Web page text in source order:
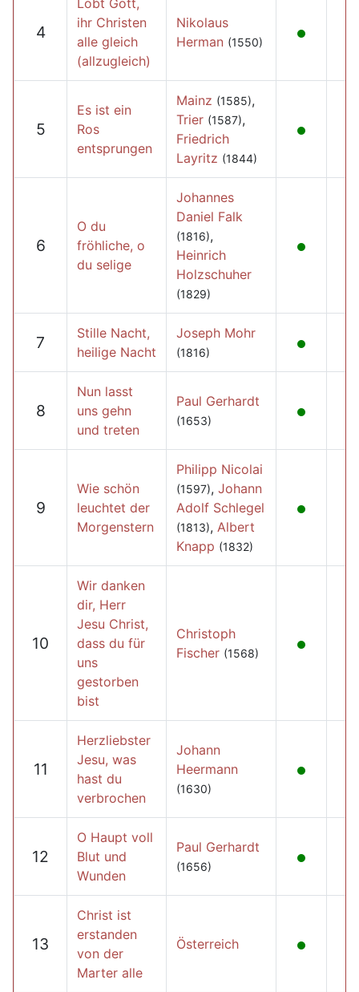
4
Lobt Gott,
ihr Christen
alle gleich
(allzugleich)
Nikolaus
Herman (1550)
5
Es ist ein
Ros
entsprungen
Mainz (1585),
Trier (1587),
Friedrich
Layritz (1844)
6
O du
fröhliche, o
du selige
Johannes
Daniel Falk
(1816),
Heinrich
Holzschuher
(1829)
7
Stille Nacht,
heilige Nacht
Joseph Mohr
(1816)
8
Nun lasst
uns gehn
und treten
Paul Gerhardt
(1653)
9
Wie schön
leuchtet der
Morgenstern
Philipp Nicolai
(1597), Johann
Adolf Schlegel
(1813), Albert
Knapp (1832)
10
Wir danken
dir, Herr
Jesu Christ,
dass du für
uns
gestorben
bist
Christoph
Fischer (1568)
11
Herzliebster
Jesu, was
hast du
verbrochen
Johann
Heermann
(1630)
12
O Haupt voll
Blut und
Wunden
Paul Gerhardt
(1656)
13
Christ ist
erstanden
von der
Marter alle
Österreich